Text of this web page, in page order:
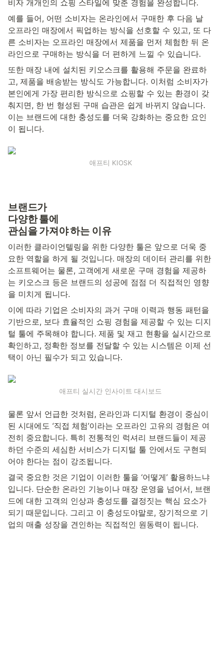
비자 개개인의 쇼핑 스타일에 맞춘 경험을 완성합니다.
예를 들어, 어떤 소비자는 온라인에서 구매한 후 다음 날
오프라인 매장에서 픽업하는 방식을 선호할 수 있고, 또 다
른 소비자는 오프라인 매장에서 제품을 먼저 체험한 뒤 온
라인으로 구매하는 방식을 더 편하게 느낄 수 있습니다.
또한 매장 내에 설치된 키오스크를 활용해 주문을 완료하
고, 제품을 배송받는 방식도 가능합니다. 이처럼 소비자가
본인에게 가장 편리한 방식으로 쇼핑할 수 있는 환경이 갖
춰지면, 한 번 형성된 구매 습관은 쉽게 바뀌지 않습니다.
이는 브랜드에 대한 충성도를 더욱 강화하는 중요한 요인
이 됩니다.
애프티 KIOSK
브랜드가
다양한 툴에
관심을 가져야 하는 이유
이러한 클라이언텔링을 위한 다양한 툴은 앞으로 더욱 중
요한 역할을 하게 될 것입니다. 매장의 데이터 관리를 위한
소프트웨어는 물론, 고객에게 새로운 구매 경험을 제공하
는 키오스크 등은 브랜드의 성공에 점점 더 직접적인 영향
을 미치게 됩니다.
이에 따라 기업은 소비자의 과거 구매 이력과 행동 패턴을
기반으로, 보다 효율적인 쇼핑 경험을 제공할 수 있는 디지
털 툴에 주목해야 합니다. 제품 및 재고 현황을 실시간으로
확인하고, 정확한 정보를 전달할 수 있는 시스템은 이제 선
택이 아닌 필수가 되고 있습니다.
애프티 실시간 인사이트 대시보드
물론 앞서 언급한 것처럼, 온라인과 디지털 환경이 중심이
된 시대에도 ‘직접 체험’이라는 오프라인 고유의 경험은 여
전히 중요합니다. 특히 전통적인 럭셔리 브랜드들이 제공
하던 수준의 세심한 서비스가 디지털 툴 안에서도 구현되
어야 한다는 점이 강조됩니다.
결국 중요한 것은 기업이 이러한 툴을 ‘어떻게’ 활용하느냐
입니다. 단순한 온라인 기능이나 매장 운영을 넘어서, 브랜
드에 대한 고객의 인상과 충성도를 결정짓는 핵심 요소가
되기 때문입니다. 그리고 이 충성도야말로, 장기적으로 기
업의 매출 성장을 견인하는 직접적인 원동력이 됩니다.